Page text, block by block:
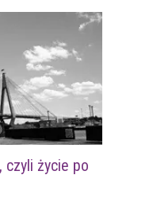
czyli życie po